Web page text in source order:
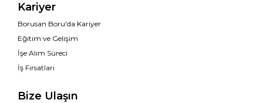
Kariyer
Borusan Boru'da Kariyer
Eğitim ve Gelişim
İşe Alım Süreci
İş Fırsatları
Bize Ulaşın